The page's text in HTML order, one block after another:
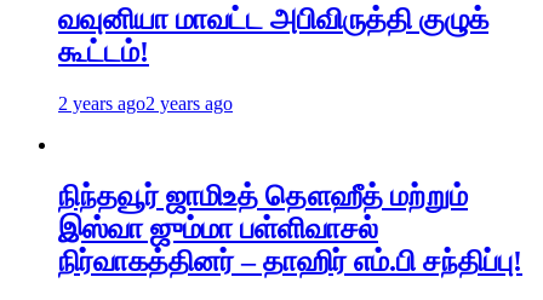
வவுனியா மாவட்ட அபிவிருத்தி குழுக்
கூட்டம்!
2 years ago2 years ago
நிந்தவூர் ஜாமிஉத் தௌஹீத் மற்றும்
இஸ்வா ஜும்மா பள்ளிவாசல்
நிர்வாகத்தினர் – தாஹிர் எம்.பி சந்திப்பு!